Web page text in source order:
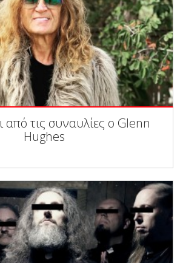
από τις συναυλίες ο Glenn
Hughes